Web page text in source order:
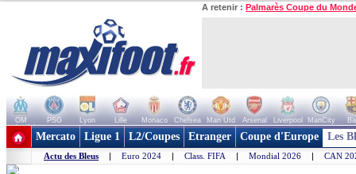
A retenir : Palmarès Coupe du
OM PSG Lyon Lille Monaco Chelsea Man Utd Arsenal Liverpool ManCity
+ de clubs
Mercato Ligue 1 L2/Coupes Etranger Coupe d'Europe Les
Actu des Bleus | Euro 2024 | Class. FIFA | Mondial 2026 | CAN